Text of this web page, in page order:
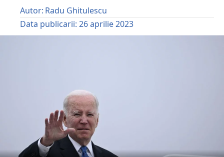
Autor: Radu Ghitulescu
Data publicarii: 26 aprilie 2023